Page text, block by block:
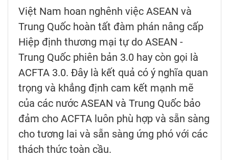
Việt Nam hoan nghênh việc ASEAN và
Trung Quốc hoàn tất đàm phán nâng cấp
Hiệp định thương mại tự do ASEAN -
Trung Quốc phiên bản 3.0 hay còn gọi là
ACFTA 3.0. Đây là kết quả có ý nghĩa quan
trọng và khẳng định cam kết mạnh mẽ
của các nước ASEAN và Trung Quốc bảo
đảm cho ACFTA luôn phù hợp và sẵn sàng
cho tương lai và sẵn sàng ứng phó với các
thách thức toàn cầu.